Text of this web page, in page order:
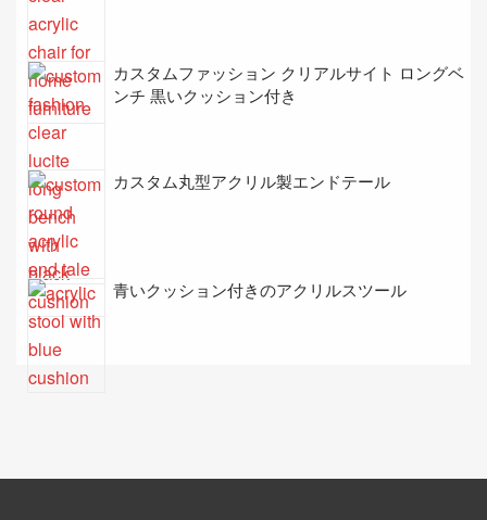
カスタムファッション クリアルサイト ロングベ
ンチ 黒いクッション付き
カスタム丸型アクリル製エンドテール
青いクッション付きのアクリルスツール